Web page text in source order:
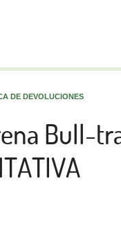
DE DEVOLUCIONES
Bull-